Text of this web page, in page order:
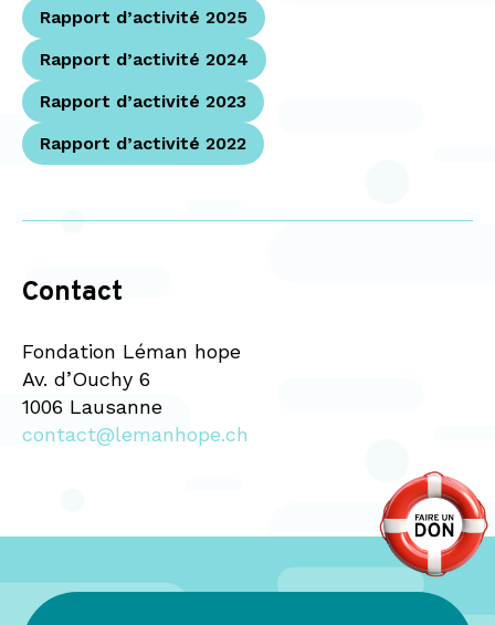
Rapport d’activité 2025
Rapport d’activité 2024
Rapport d’activité 2023
Rapport d’activité 2022
Contact
Fondation Léman hope
Av. d’Ouchy 6
1006 Lausanne
contact@lemanhope.ch